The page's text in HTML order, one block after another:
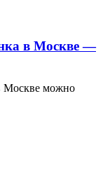
в Москве —
Москве можно